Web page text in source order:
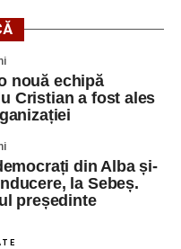
nouă echipă
Cristian a fost ales
din Alba și-
la Sebeș.
președinte